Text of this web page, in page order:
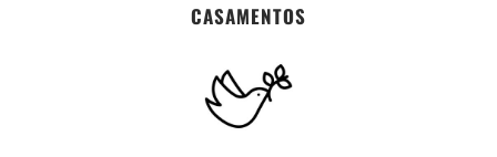
CASAMENTOS